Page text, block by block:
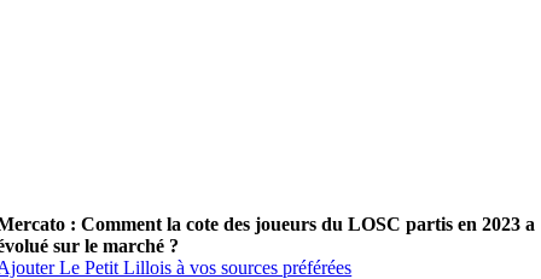
: Comment la cote des joueurs du LOSC partis en 2023 a
sur le marché ?
Le Petit Lillois à vos sources préférées